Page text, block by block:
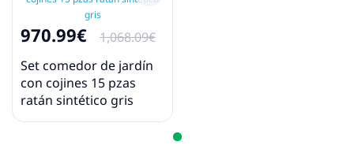
970.99€
1,068.09€
Set comedor de jardín
con cojines 15 pzas
ratán sintético gris